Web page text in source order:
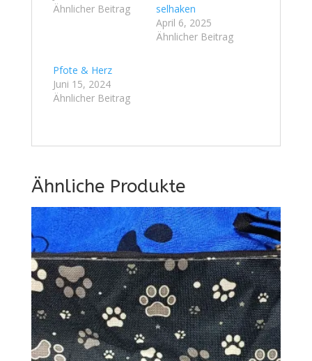
Ähnlicher Beitrag
selhaken
April 6, 2025
Ähnlicher Beitrag
Pfote & Herz
Juni 15, 2024
Ähnlicher Beitrag
Ähnliche Produkte